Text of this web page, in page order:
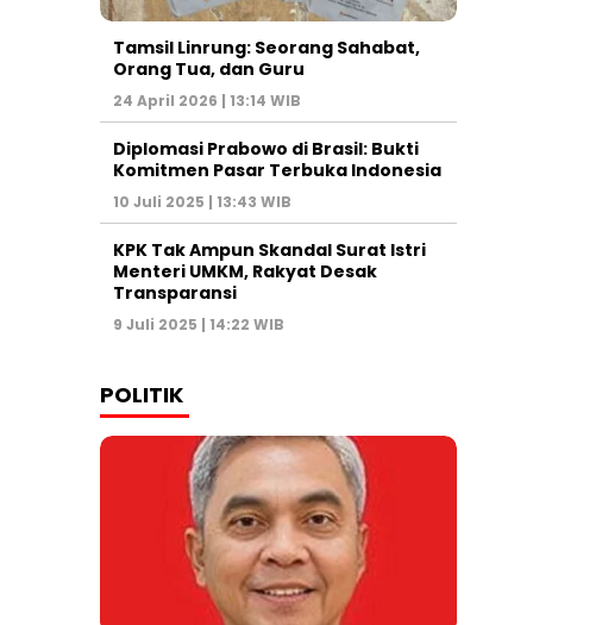
Tamsil Linrung: Seorang Sahabat,
Orang Tua, dan Guru
24 April 2026 | 13:14 WIB
Diplomasi Prabowo di Brasil: Bukti
Komitmen Pasar Terbuka Indonesia
10 Juli 2025 | 13:43 WIB
KPK Tak Ampun Skandal Surat Istri
Menteri UMKM, Rakyat Desak
Transparansi
9 Juli 2025 | 14:22 WIB
POLITIK